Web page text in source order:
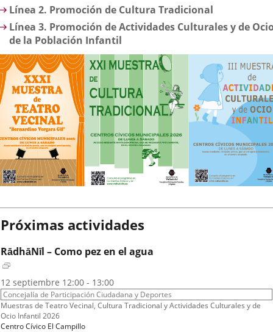
Línea 2. Promoción de Cultura Tradicional
Línea 3. Promoción de Actividades Culturales y de
de la Población Infantil
Próximas actividades
RādhāNīl – Como pez en el agua
Fechas
del
evento
12 septiembre 2026
12:00 - 13:00
Organizador
de
actividad
Concejalía de Participación Ciudadana y Deportes
Programa
Muestras de Teatro Vecinal, Cultura Tradicional y Actividades Culturales y de
Ocio Infantil 2026
Espacio
Centro Cívico El Campillo